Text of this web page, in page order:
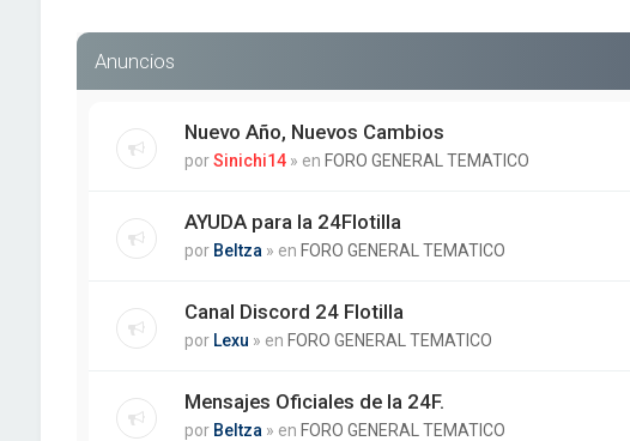
Anuncios
Nuevo Año, Nuevos Cambios
porSinichi14 » en FORO GENERAL TEMATICO
AYUDA para la 24Flotilla
por Beltza » en FORO GENERAL TEMATICO
Canal Discord 24 Flotilla
por Lexu » en FORO GENERAL TEMATICO
Mensajes Oficiales de la 24F.
por Beltza » en FORO GENERAL TEMATICO